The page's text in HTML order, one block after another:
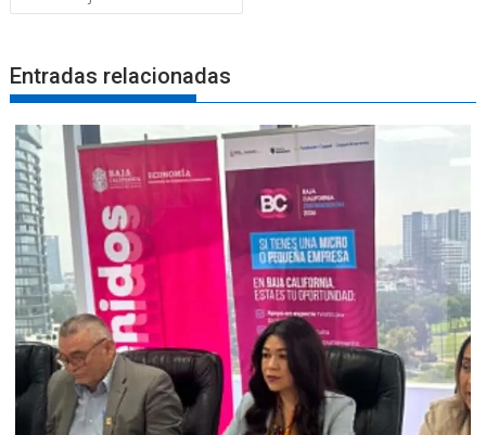
Entradas relacionadas